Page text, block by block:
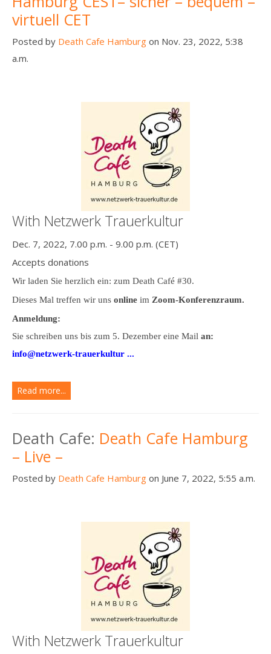
virtuell CET
Posted by Death Cafe Hamburg on Nov. 23, 2022, 5:38
a.m.
With Netzwerk Trauerkultur
Dec. 7, 2022, 7.00 p.m. - 9.00 p.m. (CET)
Accepts donations
Wir laden Sie herzlich ein: zum Death Café #30.
Dieses Mal treffen wir uns online im Zoom-Konferenzraum.
Anmeldung:
Sie schreiben uns bis zum 5. Dezember eine Mail an:
info@netzwerk-trauerkultur ...
Read more...
Death Cafe: Death Cafe Hamburg
– Live –
Posted by Death Cafe Hamburg on June 7, 2022, 5:55 a.m.
With Netzwerk Trauerkultur